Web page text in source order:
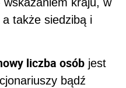
także siedzibą i
liczba osób jest
bądź